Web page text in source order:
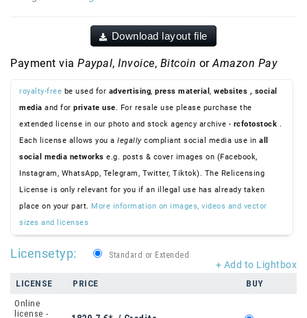
Download layout file
Payment via Paypal, Invoice, Bitcoin orAmazon Pay
royalty-free be used for advertising, press material , websites , social
media and for private use. For resale use please purchase the
extended license in our photo and stock agency archive - rcfotostock .
Each license allows you a legallycompliant social media use in all
social media networks e.g. posts & cover images on (Facebook,
Instagram, WhatsApp, Telegram, Twitter, Tiktok). The Relicensing
License is only relevant for you if an illegal use has already taken
place on your part. More information on images, videos and vector
sizes and licenses
+ Add to Lightbox
Licensetyp: Standard or Extended
LICENSE PRICE
BUY
Online
license -